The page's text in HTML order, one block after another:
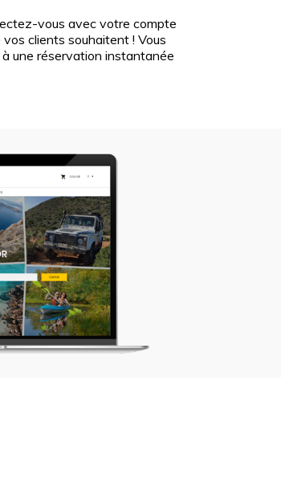
vous avec votre compte
clients souhaitent ! Vous
une réservation instantanée